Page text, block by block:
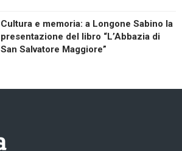
Cultura e memoria: a Longone Sabino la
presentazione del libro “L’Abbazia di
San Salvatore Maggiore”